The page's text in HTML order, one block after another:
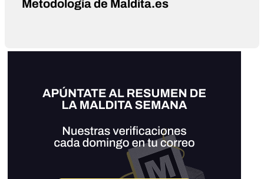
Metodología de Maldita.es